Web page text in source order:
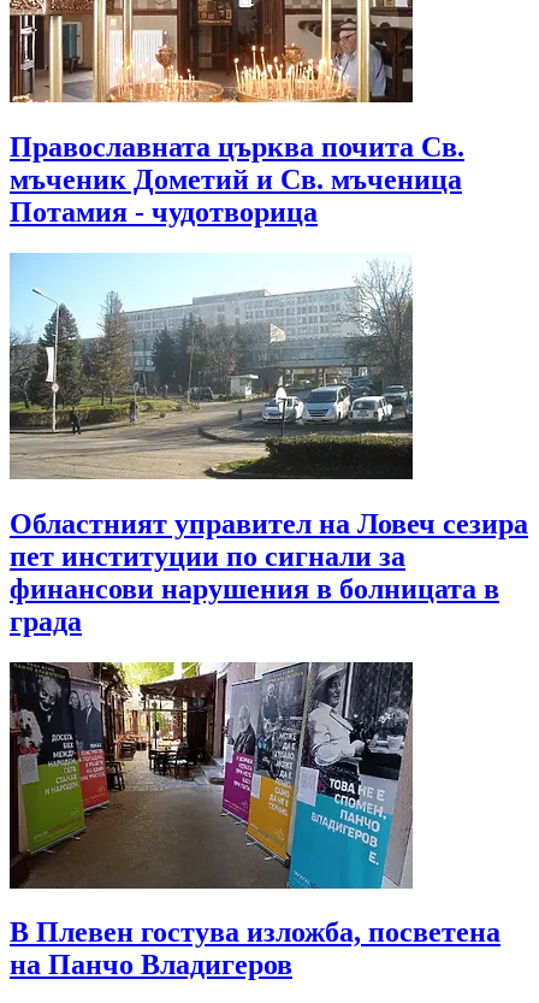
Православната църква почита Св.
мъченик Дометий и Св. мъченица
Потамия - чудотворица
Областният управител на Ловеч сезира
пет институции по сигнали за
финансови нарушения в болницата в
града
В Плевен гостува изложба, посветена
на Панчо Владигеров